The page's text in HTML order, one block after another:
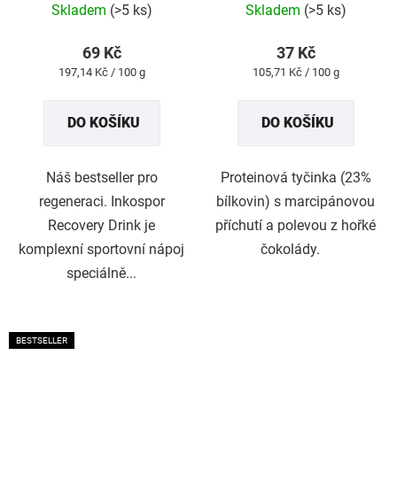
hodnocení
je
5
Skladem (>5 ks)
69 Kč
Měrná
197,14 Kč / 100 g
DO KOŠÍKU
Náš bestseller pro
regeneraci. Inkospor
Recovery Drink je
komplexní sportovní nápoj
speciálně...
hodnocení
je
5
Skladem (>5 ks)
37 Kč
Měrná
105,71 Kč / 100 g
DO KOŠÍKU
Proteinová tyčinka (23%
bílkovin) s marcipánovou
příchutí a polevou z hořké
čokolády.
BESTSELLER